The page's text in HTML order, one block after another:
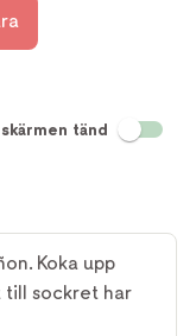
tänd
Koka upp
till sockret har